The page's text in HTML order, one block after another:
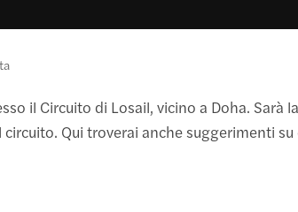
il Circuito di Losail, vicino a Doha.
Qui troverai anche suggerimenti